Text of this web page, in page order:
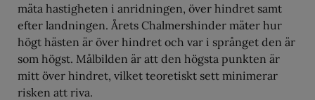
mäta hastigheten i anridningen, över hindret samt
efter landningen. Årets Chalmershinder mäter hur
högt hästen är över hindret och var i språnget den är
som högst. Målbilden är att den högsta punkten är
mitt över hindret, vilket teoretiskt sett minimerar
risken att riva.